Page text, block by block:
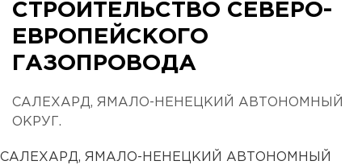
СТРОИТЕЛЬСТВО СЕВЕРО-
ЕВРОПЕЙСКОГО
ГАЗОПРОВОДА
САЛЕХАРД, ЯМАЛО-НЕНЕЦКИЙ АВТОНОМНЫЙ
ОКРУГ.
САЛЕХАРД, ЯМАЛО-НЕНЕЦКИЙ АВТОНОМНЫЙ